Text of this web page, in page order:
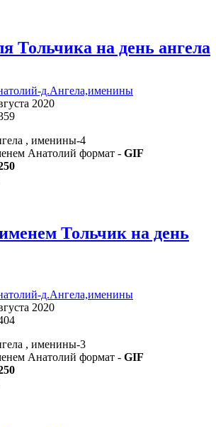
Тольчика на день ангела
д.Ангела,именины
2020
, именины-4
формат - GIF
Тольчик на день
д.Ангела,именины
2020
, именины-3
формат - GIF